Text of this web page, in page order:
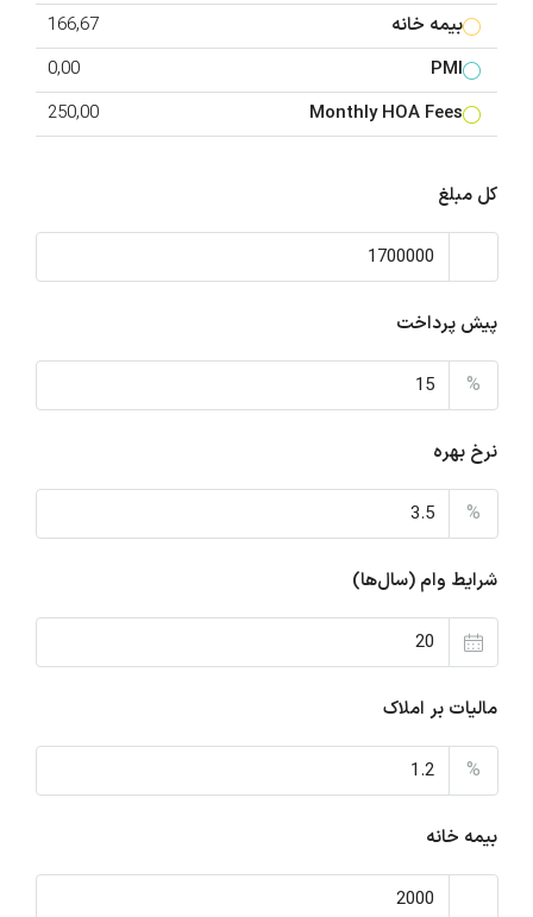
بیمه خانه
166,67
PMI
0,00
Monthly HOA Fees
250,00
کل مبلغ
پیش پرداخت
%
نرخ بهره
%
شرایط وام (سال‌ها)
مالیات بر املاک
%
بیمه خانه